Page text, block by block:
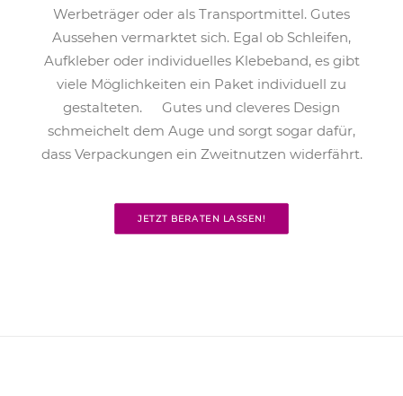
Werbeträger oder als Transportmittel. Gutes
Aussehen vermarktet sich. Egal ob Schleifen,
Aufkleber oder individuelles Klebeband, es gibt
viele Möglichkeiten ein Paket individuell zu
gestalteten. Gutes und cleveres Design
schmeichelt dem Auge und sorgt sogar dafür,
dass Verpackungen ein Zweitnutzen widerfährt.
JETZT BERATEN LASSEN!